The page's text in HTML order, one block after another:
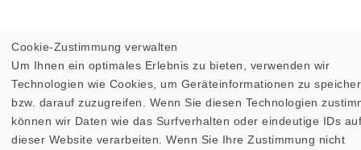
Cookie-Zustimmung verwalten
Um Ihnen ein optimales Erlebnis zu bieten, verwenden wir
Technologien wie Cookies, um Geräteinformationen zu
bzw. darauf zuzugreifen. Wenn Sie diesen Technologien
können wir Daten wie das Surfverhalten oder eindeutige IDs auf
dieser Website verarbeiten. Wenn Sie Ihre Zustimmung nicht